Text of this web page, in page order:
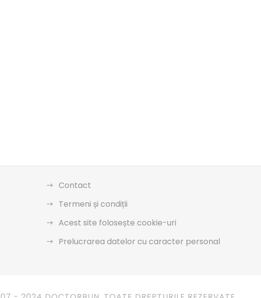
Contact
Termeni și condiții
Acest site folosește cookie-uri
Prelucrarea datelor cu caracter personal